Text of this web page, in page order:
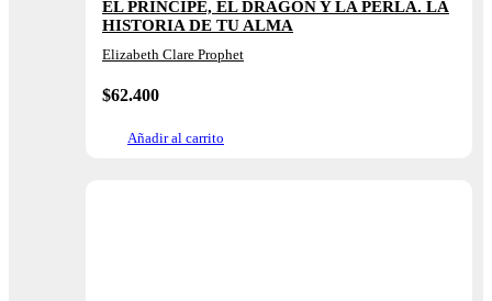
EL PRÍNCIPE, EL DRAGÓN Y LA PERLA. LA
HISTORIA DE TU ALMA
Elizabeth Clare Prophet
$62.400
Añadir al carrito